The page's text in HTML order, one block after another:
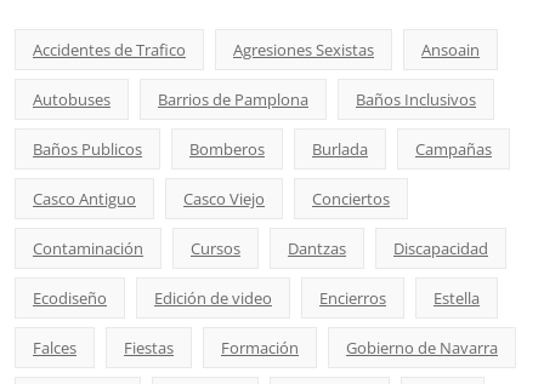
Accidentes de Trafico Agresiones Sexistas Ansoain
Autobuses Barrios de Pamplona Baños Inclusivos
Baños Publicos Bomberos Burlada Campañas
Casco Antiguo Casco Viejo Conciertos
Contaminación Cursos Dantzas Discapacidad
Ecodiseño Edición de video Encierros Estella
Falces Fiestas Formación Gobierno de Navarra